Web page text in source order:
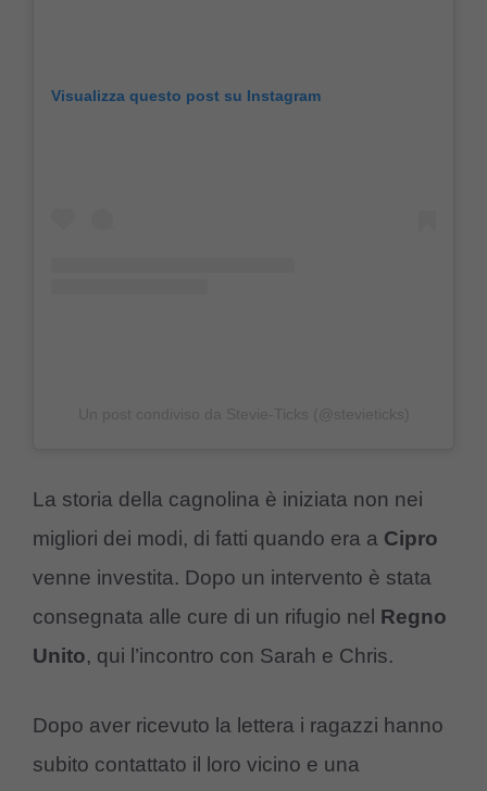
Visualizza questo post su Instagram
La storia della cagnolina è iniziata non nei
migliori dei modi, di fatti quando era a Cipro
venne investita. Dopo un intervento è stata
consegnata alle cure di un rifugio nel Regno
Unito, qui l’incontro con Sarah e Chris.
Dopo aver ricevuto la lettera i ragazzi hanno
subito contattato il loro vicino e una